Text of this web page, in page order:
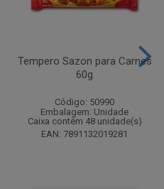
Tempero Sazon para Carnes
60g
Código: 50990
Embalagem: Unidade
Caixa contém 48 unidade(s)
EAN: 7891132019281